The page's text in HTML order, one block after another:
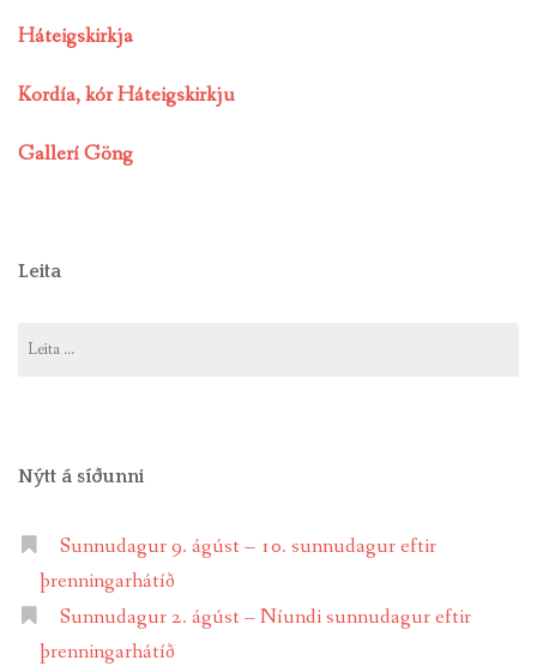
Háteigskirkja
Kordía, kór Háteigskirkju
Gallerí Göng
Leita
að:
Nýtt á síðunni
Sunnudagur 9. ágúst – 10. sunnudagur eftir
þrenningarhátíð
Sunnudagur 2. ágúst – Níundi sunnudagur eftir
þrenningarhátíð